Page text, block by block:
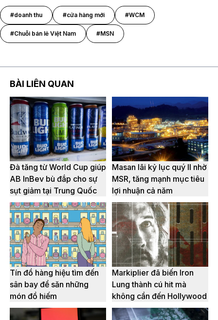
#doanh thu #cửa hàng mới #WCM
#Chuỗi bán lẻ Việt Nam #MSN
BÀI LIÊN QUAN
Đà tăng từ World Cup giúp
AB InBev bù đắp cho sự
sụt giảm tại Trung Quốc
Masan lãi kỷ lục quý II nhờ
MSR, tăng mạnh mục tiêu
lợi nhuận cả năm
Tín đồ hàng hiệu tìm đến
sân bay để săn những
món đồ hiếm
Markiplier đã biến Iron
Lung thành cú hit mà
không cần đến Hollywood